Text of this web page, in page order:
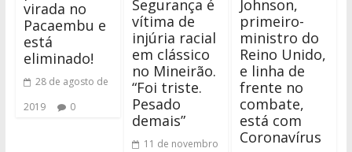
virada no
Pacaembu e
está
eliminado!
28 de agosto de
2019
0
Segurança é
vítima de
injúria racial
em clássico
no Mineirão.
“Foi triste.
Pesado
demais”
11 de novembro
Johnson,
primeiro-
ministro do
Reino Unido,
e linha de
frente no
combate,
está com
Coronavírus